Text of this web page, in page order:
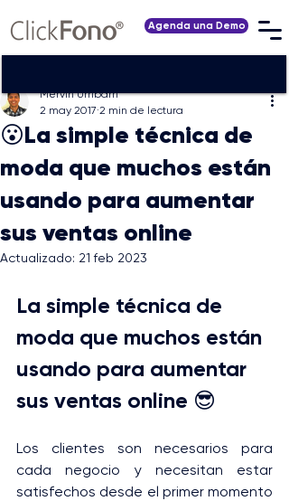
Agenda una Demo
😮La simple técnica de
moda que muchos están
usando para aumentar
sus ventas online
Mervin Urribarri
2 may 2017 2 min de lectura
Actualizado: 21 feb 2023
La simple técnica de
moda que muchos están
usando para aumentar
sus ventas online 😎
Los clientes son necesarios para
cada negocio y necesitan estar
satisfechos desde el primer momento